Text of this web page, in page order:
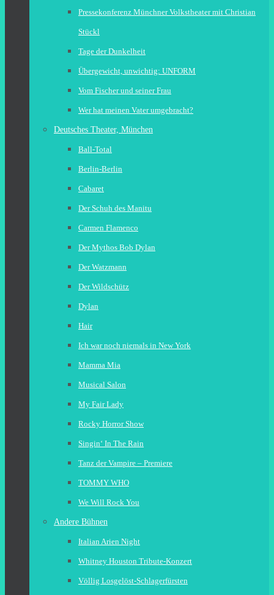
Pressekonferenz Münchner Volkstheater mit Christian
Stückl
Tage der Dunkelheit
Übergewicht, unwichtig: UNFORM
Vom Fischer und seiner Frau
Wer hat meinen Vater umgebracht?
Deutsches Theater, München
Ball-Total
Berlin-Berlin
Cabaret
Der Schuh des Manitu
Carmen Flamenco
Der Mythos Bob Dylan
Der Watzmann
Der Wildschütz
Dylan
Hair
Ich war noch niemals in New York
Mamma Mia
Musical Salon
My Fair Lady
Rocky Horror Show
Singin‘ In The Rain
Tanz der Vampire – Premiere
TOMMY WHO
We Will Rock You
Andere Bühnen
Italian Arien Night
Whitney Houston Tribute-Konzert
Völlig Losgelöst-Schlagerfürsten